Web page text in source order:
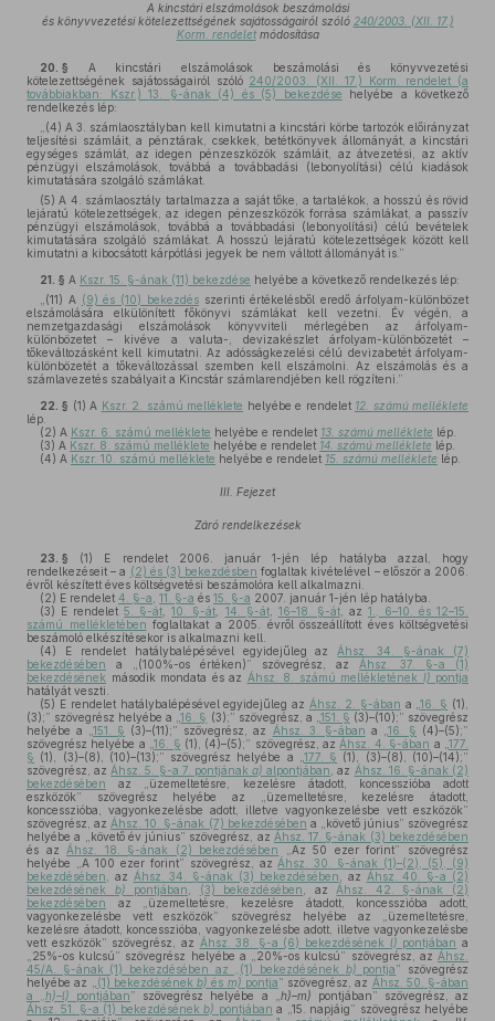
A kincstári elszámolások beszámolási
és könyvvezetési kötelezettségének sajátosságairól szóló 240/2003. (XII. 17.)
Korm. rendeletmódosítása
20. § A kincstári elszámolások beszámolási és könyvvezetési
kötelezettségének sajátosságairól szóló 240/2003. (XII. 17.) Korm. rendelet (a
továbbiakban: Kszr.) 13. §-ának (4) és (5) bekezdése helyébe a következő
rendelkezés lép:
„(4) A 3. számlaosztályban kell kimutatni a kincstári körbe tartozók előirányzat
teljesítési számláit, a pénztárak, csekkek, betétkönyvek állományát, a kincstári
egységes számlát, az idegen pénzeszközök számláit, az átvezetési, az aktív
pénzügyi elszámolások, továbbá a továbbadási (lebonyolítási) célú kiadások
kimutatására szolgáló számlákat.
(5) A 4. számlaosztály tartalmazza a saját tőke, a tartalékok, a hosszú és rövid
lejáratú kötelezettségek, az idegen pénzeszközök forrása számlákat, a passzív
pénzügyi elszámolások, továbbá a továbbadási (lebonyolítási) célú bevételek
kimutatására szolgáló számlákat. A hosszú lejáratú kötelezettségek között kell
kimutatni a kibocsátott kárpótlási jegyek be nem váltott állományát is.”
21. § A Kszr. 15. §-ának (11) bekezdése helyébe a következő rendelkezés lép:
„(11) A (9) és (10) bekezdésszerinti értékelésből eredő árfolyam-különbözet
elszámolására elkülönített főkönyvi számlákat kell vezetni. Év végén, a
nemzetgazdasági elszámolások könyvviteli mérlegében az árfolyam-
különbözetet – kivéve a valuta-, devizakészlet árfolyam-különbözetét –
tőkeváltozásként kell kimutatni. Az adósságkezelési célú devizabetét árfolyam-
különbözetét a tőkeváltozással szemben kell elszámolni. Az elszámolás és a
számlavezetés szabályait a Kincstár számlarendjében kell rögzíteni.”
22. § (1) A Kszr. 2. számú melléklete helyébe e rendelet 12. számú melléklete
lép.
(2) A Kszr. 6. számú melléklete helyébe e rendelet 13. számú melléklete lép.
(3) A Kszr. 8. számú melléklete helyébe e rendelet 14. számú melléklete lép.
(4) A Kszr. 10. számú melléklete helyébe e rendelet 15. számú melléklete lép.
III. Fejezet
Záró rendelkezések
23. § (1)
E rendelet 2006. január 1-jén lép hatályba azzal, hogy
rendelkezéseit – a (2) és (3) bekezdésben foglaltak kivételével – először a 2006.
évről készített éves költségvetési beszámolóra kell alkalmazni.
(2) E rendelet 4. §-a 11. §-a és 15. §-a 2007. január 1-jén lép hatályba.
(3) E rendelet5. §-át ,10. §-át 14. §-át, 16–18. §-át, az 1., 6–10. és 12–15.
számú mellékletében foglaltakat a 2005. évről összeállított éves költségvetési
beszámoló elkészítésekor is alkalmazni kell.
(4) E rendelet hatálybalépésével egyidejűleg az Áhsz. 34. §-ának (7)
bekezdésében a „(100%-os értéken)” szövegrész, az Áhsz. 37. §-a (1)
bekezdésének második mondata és az Áhsz. 8. számú mellékletének I) pontja
hatályát veszti.
(5) E rendelet hatálybalépésével egyidejűleg az Áhsz. 2. §-ában a „16. § (1),
(3);” szövegrész helyébe a „16. § (3);” szövegrész, a „ 151. § (3)–(10);” szövegrész
helyébe a „151. § (3)–(11);” szövegrész, az Áhsz. 3. §-ában a „ 16. § (4)–(5);”
szövegrész helyébe a „16. § (1), (4)–(5);” szövegrész, az Áhsz. 4. §-ában a „177.
§ (1), (3)–(8), (10)–(13);” szövegrész helyébe a „ 177. § (1), (3)–(8), (10)–(14);”
szövegrész, az Áhsz. 5. §-a 7. pontjánaka) alpontjában , az Áhsz. 16. §-ának (2)
bekezdésében az „üzemeltetésre, kezelésre átadott, koncesszióba adott
eszközök” szövegrész helyébe az „üzemeltetésre, kezelésre átadott,
koncesszióba, vagyonkezelésbe adott, illetve vagyonkezelésbe vett eszközök”
szövegrész, az Áhsz. 10. §-ának (7) bekezdésében a „követő június” szövegrész
helyébe a „követő év június” szövegrész, az Áhsz. 17. §-ának (3) bekezdésében
és az Áhsz. 18. §-ának (2) bekezdésében
„Az 50 ezer forint” szövegrész
helyébe „A 100 ezer forint” szövegrész, az Áhsz. 30. §-ának (1)–(2), (5), (9)
bekezdésében , az Áhsz. 34. §-ának (3) bekezdésében , az Áhsz. 40. §-a (2)
bekezdésének b) pontjában (3) bekezdésében , az Áhsz. 42. §-ának (2)
bekezdésében az „üzemeltetésre, kezelésre átadott, koncesszióba adott,
vagyonkezelésbe vett eszközök” szövegrész helyébe az „üzemeltetésre,
kezelésre átadott, koncesszióba, vagyonkezelésbe adott, illetve vagyonkezelésbe
vett eszközök” szövegrész, az Áhsz. 38. §-a (6) bekezdésének l) pontjában a
„25%-os kulcsú” szövegrész helyébe a „20%-os kulcsú” szövegrész, az Áhsz.
45/A. §-ának (1) bekezdésében az „(1) bekezdésének b) pontja” szövegrész
helyébe az „
(1) bekezdésének b) és m) pontja” szövegrész, az Áhsz. 50. §-ában
a „h)–l) pontjában” szövegrész helyébe a „ h)–m) pontjában” szövegrész, az
Áhsz. 51. §-a (1) bekezdésénekb) pontjában a „15. napjáig” szövegrész helyébe